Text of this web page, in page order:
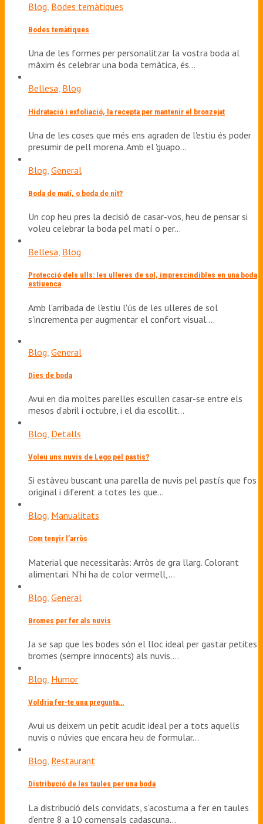
Blog, Bodes temàtiques
Bodes temàtiques
Una de les formes per personalitzar la vostra boda al
màxim és celebrar una boda temàtica, és…
Bellesa, Blog
Hidratació i exfoliació, la recepta per mantenir el bronzejat
Una de les coses que més ens agraden de l'estiu és poder
presumir de pell morena. Amb el 'guapo…
Blog General
Boda de matí, o boda de nit?
Un cop heu pres la decisió de casar-vos, heu de pensar si
voleu celebrar la boda pel matí o per…
Bellesa, Blog
Protecció dels ulls: les ulleres de sol, imprescindibles en una boda
estiuenca
Amb l'arribada de l'estiu l'ús de les ulleres de sol
s'incrementa per augmentar el confort visual.…
Blog General
Dies de boda
Avui en dia moltes parelles escullen casar-se entre els
mesos d’abril i octubre, i el dia escollit…
Blog Detalls
Voleu uns nuvis de Lego pel pastís?
Si estàveu buscant una parella de nuvis pel pastís que fos
original i diferent a totes les que…
Blog, Manualitats
Com tenyir l’arròs
Material que necessitaràs: Arròs de gra llarg. Colorant
alimentari. N'hi ha de color vermell,…
Blog General
Bromes per fer als nuvis
Ja se sap que les bodes són el lloc ideal per gastar petites
bromes (sempre innocents) als nuvis.…
Blog Humor
Voldria fer-te una pregunta…
Avui us deixem un petit acudit ideal per a tots aquells
nuvis o núvies que encara heu de formular…
Blog, Restaurant
Distribució de les taules per una boda
La distribució dels convidats, s’acostuma a fer en taules
d’entre 8 a 10 comensals cadascuna…